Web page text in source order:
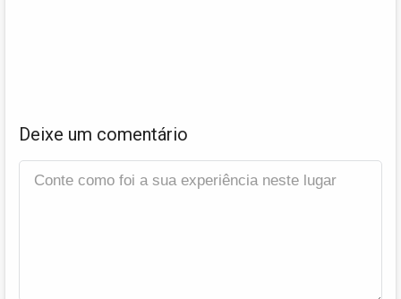
Deixe um comentário